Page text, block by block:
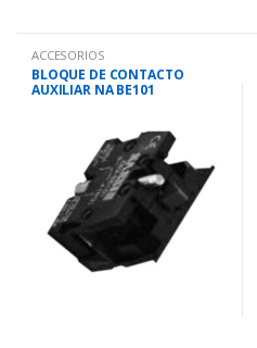
ACCESORIOS
BLOQUE DE CONTACTO
AUXILIAR NA BE101